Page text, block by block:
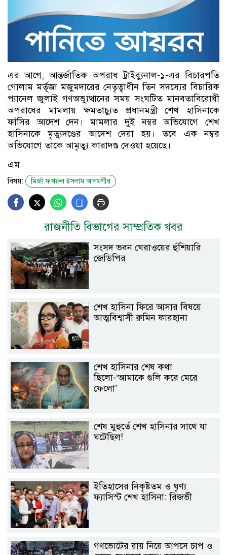
এর আগে, আন্তর্জাতিক অপরাধ ট্রাইব্যুনাল-১-এর বিচারপতি
গোলাম মর্তূজা মজুমদারের নেতৃত্বাধীন তিন সদস্যের বিচারিক
প্যানেল জুলাই গণঅভ্যুত্থানের সময় সংঘটিত মানবতাবিরোধী
অপরাধের মামলায় ক্ষমতাচ্যুত প্রধানমন্ত্রী শেখ হাসিনাকে
ফাঁসির আদেশ দেন। মামলার দুই নম্বর অভিযোগে শেখ
হাসিনাকে মৃত্যুদণ্ডের আদেশ দেয়া হয়। তবে এক নম্বর
অভিযোগে তাকে আমৃত্যু কারাদণ্ড দেওয়া হয়েছে।
এম
বিষয়: মির্জা ফখরুল ইসলাম আলমগীর
রাজনীতি বিভাগের সাম্প্রতিক খবর
সংসদ ভবন ঘেরাওয়ের হুঁশিয়ারি
জেডিপির
শেখ হাসিনা ফিরে আসার বিষয়ে
আত্মবিশ্বাসী রুমিন ফারহানা
শেখ হাসিনার শেষ কথা
ছিলো-‘আমাকে গুলি করে মেরে
ফেলো’
শেষ মুহুর্তে শেখ হাসিনার সাথে যা
ঘটেছিল!
ইতিহাসের নিকৃষ্টতম ও ঘৃণ্য
ফ্যাসিস্ট শেখ হাসিনা: রিজভী
গণভোটের রায় নিয়ে আপসে চাপ ও